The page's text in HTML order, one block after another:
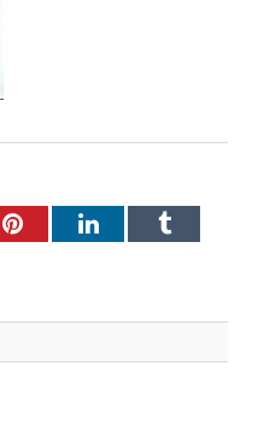
PinterestLinkedInTumblr